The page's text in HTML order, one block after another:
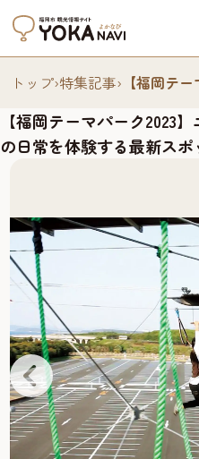
トップ›特集記事› 【福岡テ
【福岡テーマパーク2023
の日常を体験する最新スポ